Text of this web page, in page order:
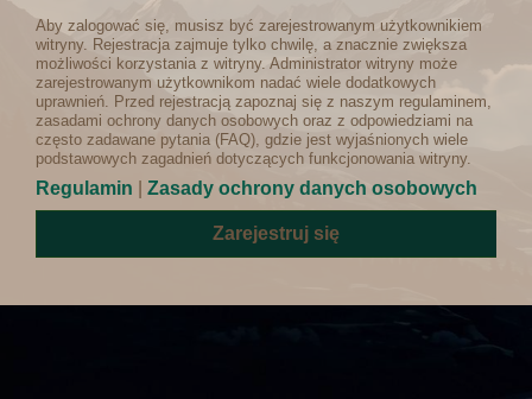
Aby zalogować się, musisz być zarejestrowanym użytkownikiem
witryny. Rejestracja zajmuje tylko chwilę, a znacznie zwiększa
możliwości korzystania z witryny. Administrator witryny może
zarejestrowanym użytkownikom nadać wiele dodatkowych
uprawnień. Przed rejestracją zapoznaj się z naszym regulaminem,
zasadami ochrony danych osobowych oraz z odpowiedziami na
często zadawane pytania (FAQ), gdzie jest wyjaśnionych wiele
podstawowych zagadnień dotyczących funkcjonowania witryny.
Regulamin Zasady ochrony danych osobowych
Zarejestruj się